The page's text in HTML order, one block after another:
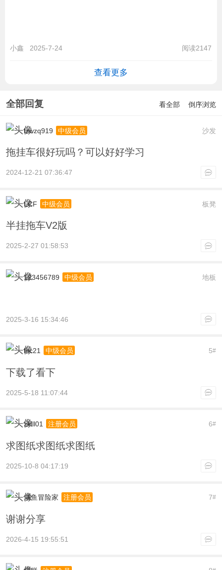
小鑫 2025-7-24 阅读2147
查看更多
全部回复 看全部 倒序浏览
沙发
lzwzq919 中级会员
拖挂车很好玩吗？可以好好学习
2024-12-21 07:36:47
板凳
LCF 中级会员
半挂拖车V2版
2025-2-27 01:58:53
地板
123456789 中级会员
2025-3-16 15:34:46
5#
lhc21 中级会员
下载了看下
2025-5-18 11:07:44
6#
zklll01 注册会员
求图纸求图纸求图纸
2025-10-8 04:17:19
7#
咸鱼冒险家 注册会员
谢谢分享
2026-4-15 19:55:51